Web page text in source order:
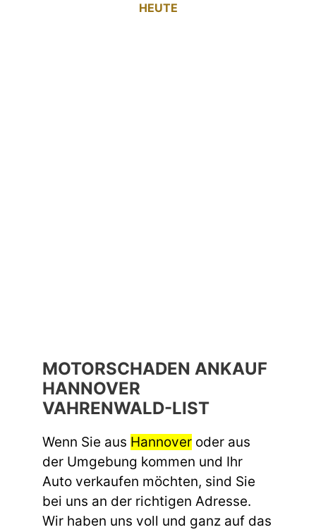
HEUTE
MOTORSCHADEN ANKAUF
HANNOVER
VAHRENWALD-LIST
Wenn Sie aus Hannover oder aus
der Umgebung kommen und Ihr
Auto verkaufen möchten, sind Sie
bei uns an der richtigen Adresse.
Wir haben uns voll und ganz auf das